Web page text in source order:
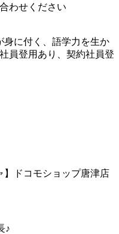
わせください
に付く、語学力を生か
員登用あり、契約社員登
】ドコモショップ唐津店
♪